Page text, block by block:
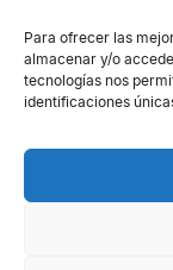
Para ofrecer las
almacenar y/o
tecnologías nos
identificaciones